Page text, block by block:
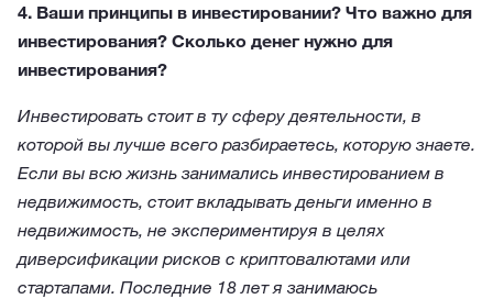
4. Ваши принципы в инвестировании? Что важно для
инвестирования? Сколько денег нужно для
инвестирования?
Инвестировать стоит в ту сферу деятельности, в
которой вы лучше всего разбираетесь, которую знаете.
Если вы всю жизнь занимались инвестированием в
недвижимость, стоит вкладывать деньги именно в
недвижимость, не экспериментируя в целях
диверсификации рисков с криптовалютами или
стартапами. Последние 18 лет я занимаюсь